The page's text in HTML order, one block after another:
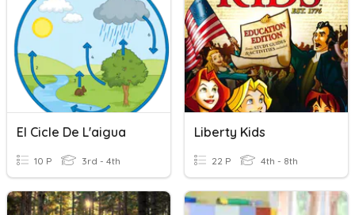
El Cicle De L'aigua
10 P 3rd - 4th
Liberty Kids
22 P 4th - 8th